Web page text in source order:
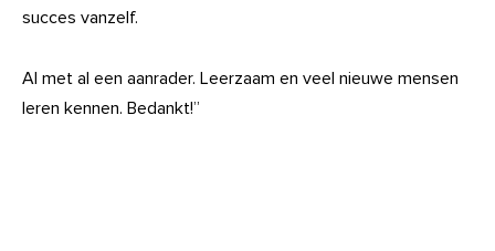
succes vanzelf.
Al met al een aanrader. Leerzaam en veel nieuwe mensen
leren kennen. Bedankt!”